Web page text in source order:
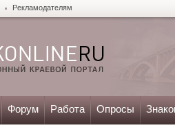
Рекламодателям
Форум Работа Опросы